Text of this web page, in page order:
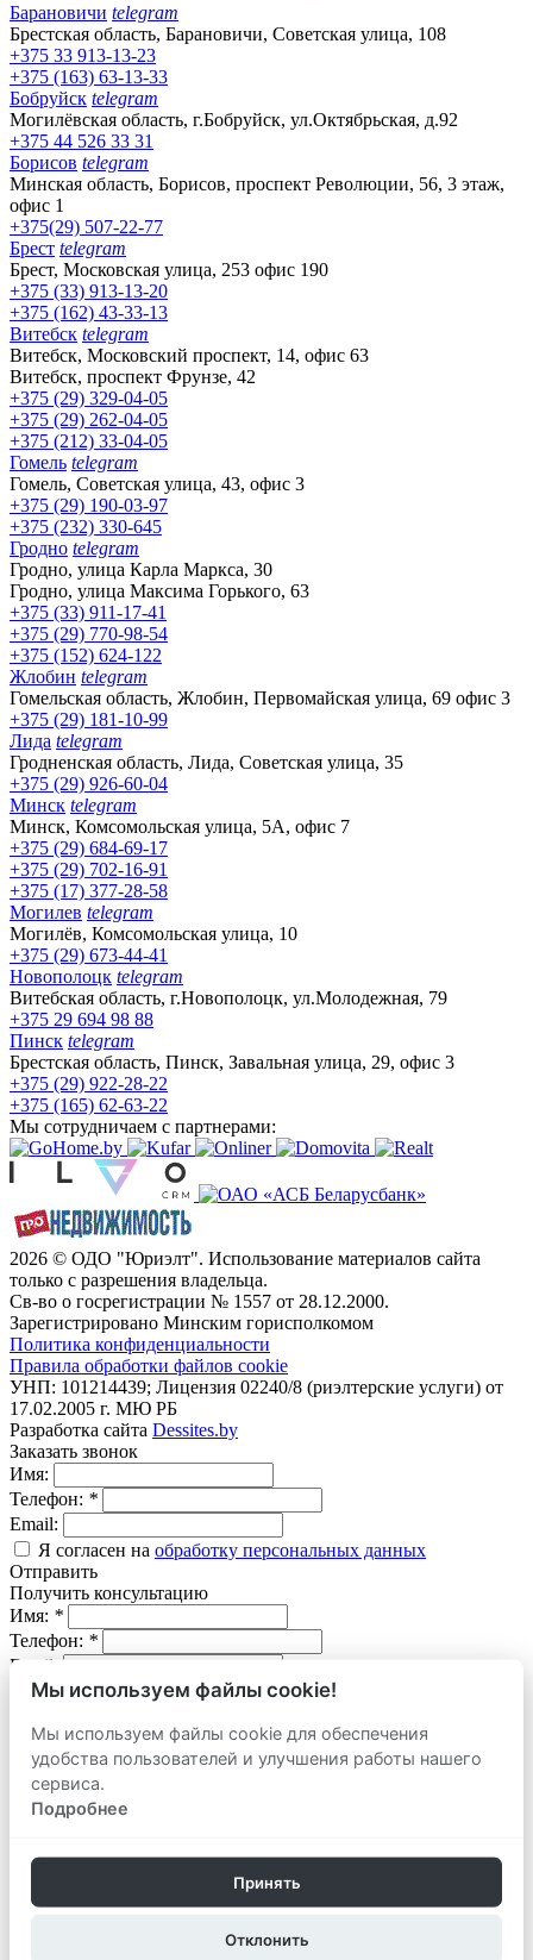
Барановичи telegram
Брестская область, Барановичи, Советская улица, 108
+375 33 913-13-23
+375 (163) 63-13-33
Бобруйск telegram
Могилёвская область, г.Бобруйск, ул.Октябрьская, д.92
+375 44 526 33 31
Борисов telegram
Минская область, Борисов, проспект Революции, 56, 3 этаж,
офис 1
+375(29) 507-22-77
Брест telegram
Брест, Московская улица, 253 офис 190
+375 (33) 913-13-20
+375 (162) 43-33-13
Витебск telegram
Витебск, Московский проспект, 14, офис 63
Витебск, проспект Фрунзе, 42
+375 (29) 329-04-05
+375 (29) 262-04-05
+375 (212) 33-04-05
Гомель telegram
Гомель, Советская улица, 43, офис 3
+375 (29) 190-03-97
+375 (232) 330-645
Гродно telegram
Гродно, улица Карла Маркса, 30
Гродно, улица Максима Горького, 63
+375 (33) 911-17-41
+375 (29) 770-98-54
+375 (152) 624-122
Жлобин telegram
Гомельская область, Жлобин, Первомайская улица, 69 офис 3
+375 (29) 181-10-99
Лида telegram
Гродненская область, Лида, Советская улица, 35
+375 (29) 926-60-04
Минск telegram
Минск, Комсомольская улица, 5А, офис 7
+375 (29) 684-69-17
+375 (29) 702-16-91
+375 (17) 377-28-58
Могилев telegram
Могилёв, Комсомольская улица, 10
+375 (29) 673-44-41
Новополоцк telegram
Витебская область, г.Новополоцк, ул.Молодежная, 79
+375 29 694 98 88
Пинск telegram
Брестская область, Пинск, Завальная улица, 29, офис 3
+375 (29) 922-28-22
+375 (165) 62-63-22
Мы сотрудничаем с партнерами:
2026 © ОДО "Юриэлт". Использование материалов сайта
только с разрешения владельца.
Св-во о госрегистрации № 1557 от 28.12.2000.
Зарегистрировано Минским горисполкомом
Политика конфиденциальности
Правила обработки файлов cookie
УНП: 101214439; Лицензия 02240/8 (риэлтерские услуги) от
17.02.2005 г. МЮ РБ
Разработка сайта Dessites.by
Заказать звонок
Имя:
Телефон: *
Email:
Я согласен на обработку персональных данных
Отправить
Получить консультацию
Имя: *
Телефон: *
Email:
Я согласен наобработку персональных данных
Отправить
Оставить заявку
продать
Вид объекта:
Email:
Мы используем файлы cookie!
Мы используем файлы cookie для обеспечения
удобства пользователей и улучшения работы нашего
сервиса.
Подробнее
Принять
Отклонить